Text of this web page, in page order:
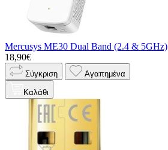
Mercusys ME30 Dual Band (2.4 & 5GHz)
18,90€
Σύγκριση Αγαπημένα
Καλάθι